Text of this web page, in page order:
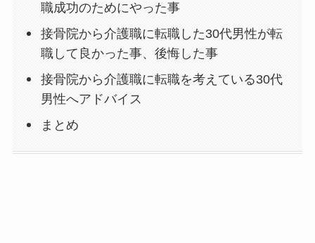
職成功のためにやった事
接骨院から介護職に転職した30代男性が転
職して良かった事、後悔した事
接骨院から介護職に転職を考えている30代
男性へアドバイス
まとめ